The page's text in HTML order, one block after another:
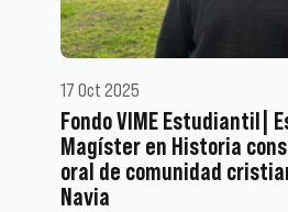
17 Oct 2025
Fondo VIME Estudiantil|
Magíster en Historia
oral de comunidad
Navia